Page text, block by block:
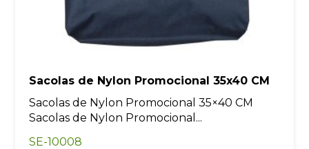
Sacolas de Nylon Promocional 35x40 CM
Sacolas de Nylon Promocional 35×40 CM
Sacolas de Nylon Promocional...
SE-10008